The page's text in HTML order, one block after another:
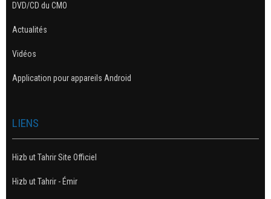
DVD/CD du CMO
Actualités
Vidéos
Application pour appareils Android
LIENS
Hizb ut Tahrir Site Officiel
Hizb ut Tahrir - Émir